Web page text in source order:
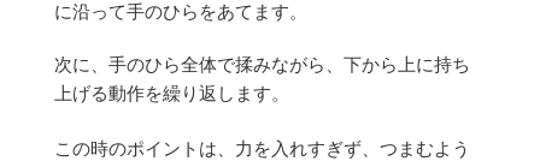
に沿って手のひらをあてます。
次に、手のひら全体で揉みながら、下から上に持ち
上げる動作を繰り返します。
この時のポイントは、力を入れすぎず、つまむよう